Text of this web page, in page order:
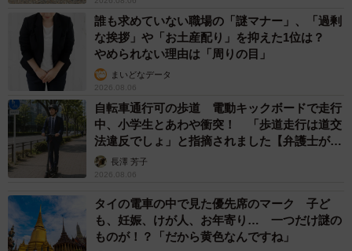
5/6
ごはんを食べるときも一緒だった（フクダカズヤさん提供）
誰も求めていない職場の「謎マナー」、「過剰
な挨拶」や「お土産配り」を抑えた1位は？
やめられない理由は「周りの目」
まいどなデータ
2026.08.06
自転車通行可の歩道 電動キックボードで走行
中、小学生とあわや衝突！ 「歩道走行は道交
法違反でしょ」と指摘されました【弁護士が解
説】長澤 芳子
2026.08.06
タイの電車の中で見た優先席のマーク 子ど
も、妊娠、けが人、お年寄り… 一つだけ謎の
ものが！？「だから黄色なんですね」